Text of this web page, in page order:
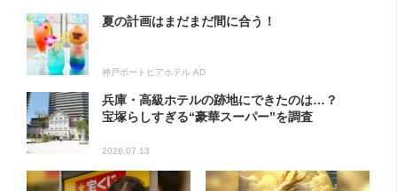
夏の計画はまだまだ間に合う！
神戸ポートピアホテル AD
兵庫・高級ホテルの跡地にできたのは…？
宝塚らしすぎる“豪華スーパー”を調査
2026.07.13